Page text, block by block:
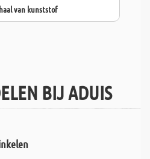
van kunststof
BIJ ADUIS